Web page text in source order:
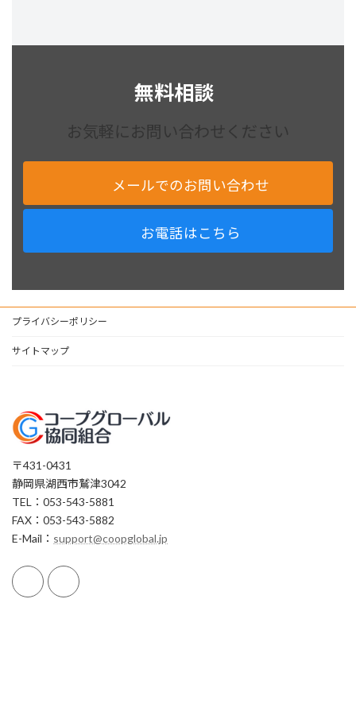
無料相談
お気軽にお問い合わせください
メールでのお問い合わせ
お電話はこちら
プライバシーポリシー
サイトマップ
〒431-0431
静岡県湖西市鷲津3042
TEL：053-543-5881
FAX：053-543-5882
E-Mail： support@coopglobal.jp